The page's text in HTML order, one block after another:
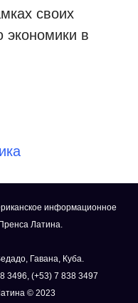
своих
экономики в
информационное
Латина.
Гавана, Куба.
3496, (+53) 7 838 3497
© 2023